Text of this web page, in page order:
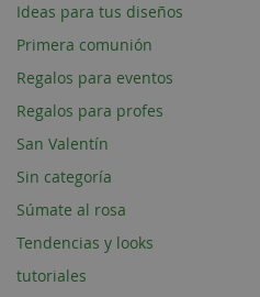
Ideas para tus diseños
Primera comunión
Regalos para eventos
Regalos para profes
San Valentín
Sin categoría
Súmate al rosa
Tendencias y looks
tutoriales